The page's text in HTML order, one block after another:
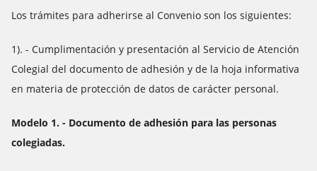
Los trámites para adherirse al Convenio son los siguientes:
1). - Cumplimentación y presentación al Servicio de Atención
Colegial del documento de adhesión y de la hoja informativa
en materia de protección de datos de carácter personal.
Modelo 1. - Documento de adhesión para las personas
colegiadas.